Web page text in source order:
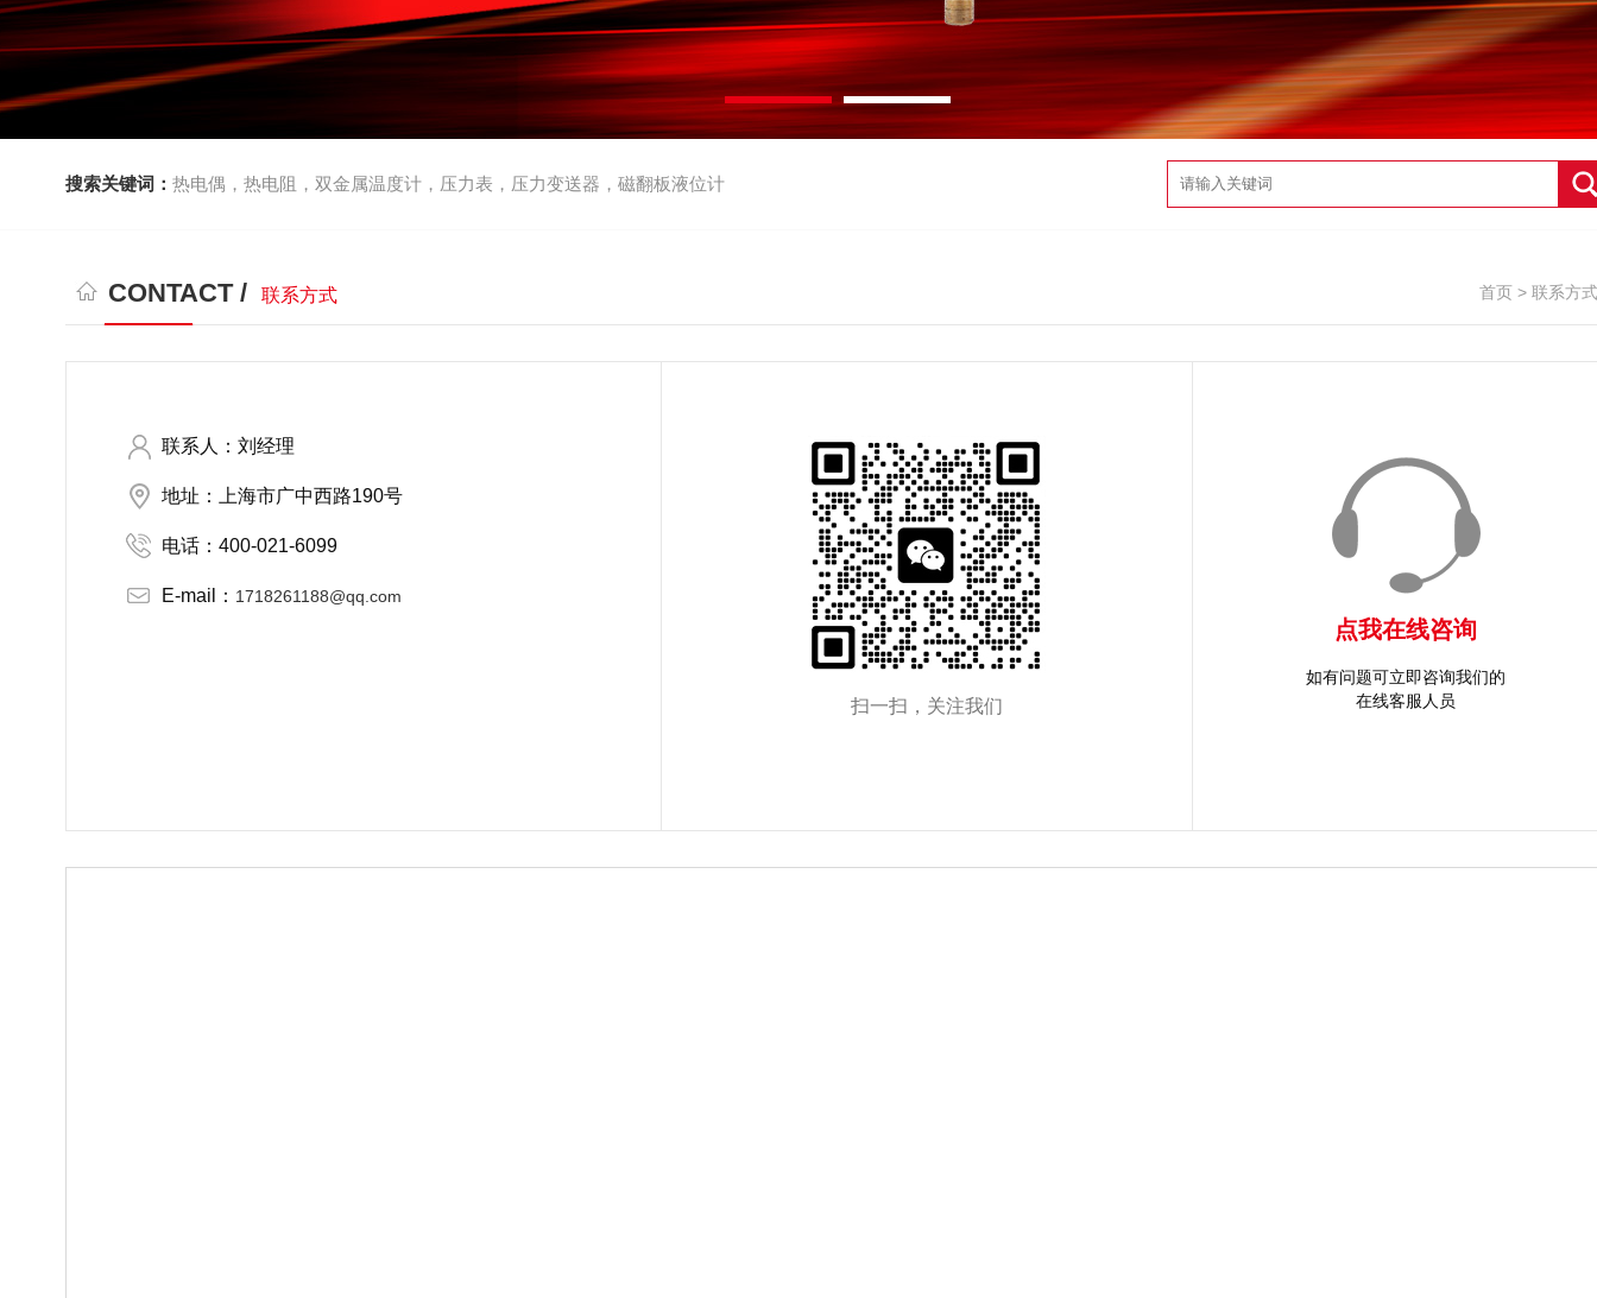
搜索关键词： 热电偶，热电阻，双金属温度计，压力表，压力变送器，磁翻板液位计
CONTACT / 联系方式 首页 > 联系方式
联系人：刘经理
地址：上海市广中西路190号
电话：400-021-6099
E-mail： 1718261188@qq.com
扫一扫，关注我们
点我在线咨询
如有问题可立即咨询我们的
在线客服人员